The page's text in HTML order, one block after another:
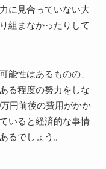
に見合っていない大
組まなかったりして
能性はあるものの、
る程度の努力をしな
円前後の費用がかか
いると経済的な事情
るでしょう。